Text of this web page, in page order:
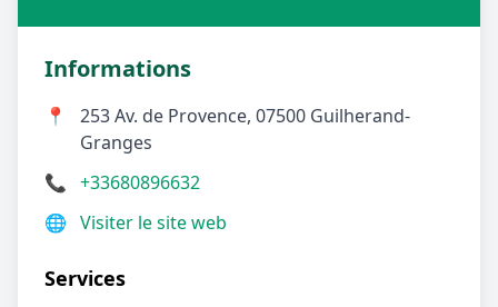
Informations
📍
253 Av. de Provence, 07500 Guilherand-
Granges
📞 +33680896632
🌐 Visiter le site web
Services